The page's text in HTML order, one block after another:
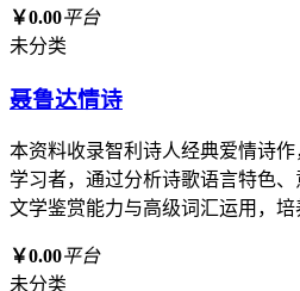
￥0.00平台
未分类
聂鲁达情诗
本资料收录智利诗人经典爱情诗
学习者，通过分析诗歌语言特色
文学鉴赏能力与高级词汇运用，
￥0.00平台
未分类